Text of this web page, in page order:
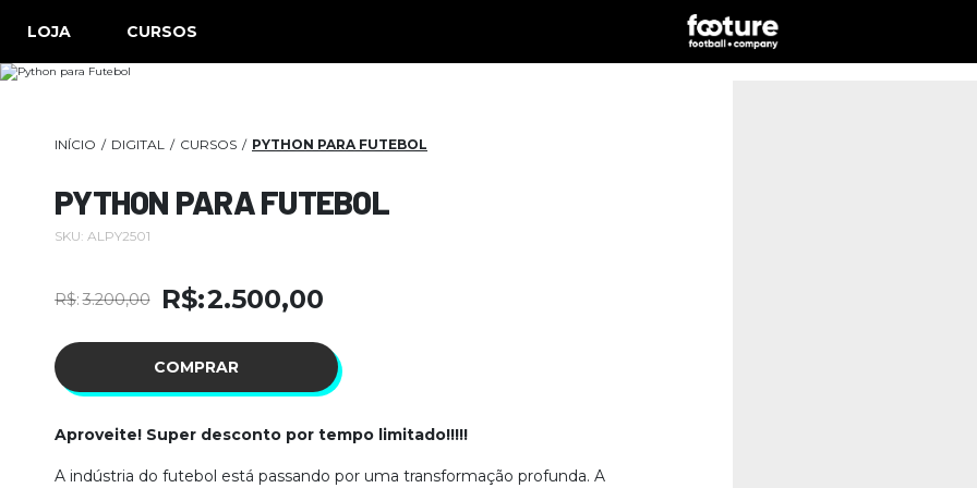
LOJA CURSOS
INÍCIO DIGITAL CURSOS PYTHON PARA FUTEBOL
PYTHON PARA FUTEBOL
SKU: ALPY2501
R$ 3.200,00
preço
original
R$3.200,00.
R$ 2.500,00
preço
atual
R$2.500,00.
COMPRAR
Aproveite! Super desconto por tempo limitado!!!!!
A indústria do futebol está passando por uma transformação profunda. A